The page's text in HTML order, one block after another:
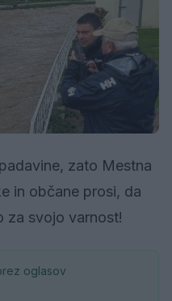
zato Mestna
in občane prosi, da
za svojo varnost!
oglasov